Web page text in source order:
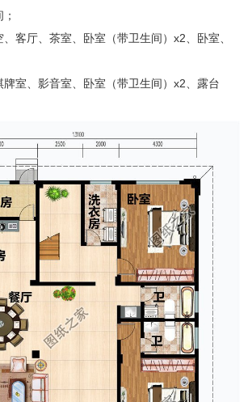
客厅、茶室、卧室（带卫生间） x2 、卧室、
室、影音室、卧室（带卫生间） x2 、露台